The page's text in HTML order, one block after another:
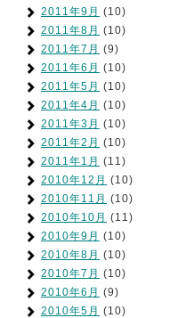
2011年9月 (10)
2011年8月 (10)
2011年7月 (9)
2011年6月 (10)
2011年5月 (10)
2011年4月 (10)
2011年3月 (10)
2011年2月 (10)
2011年1月 (11)
2010年12月 (10)
2010年11月 (10)
2010年10月 (11)
2010年9月 (10)
2010年8月 (10)
2010年7月 (10)
2010年6月 (9)
2010年5月 (10)